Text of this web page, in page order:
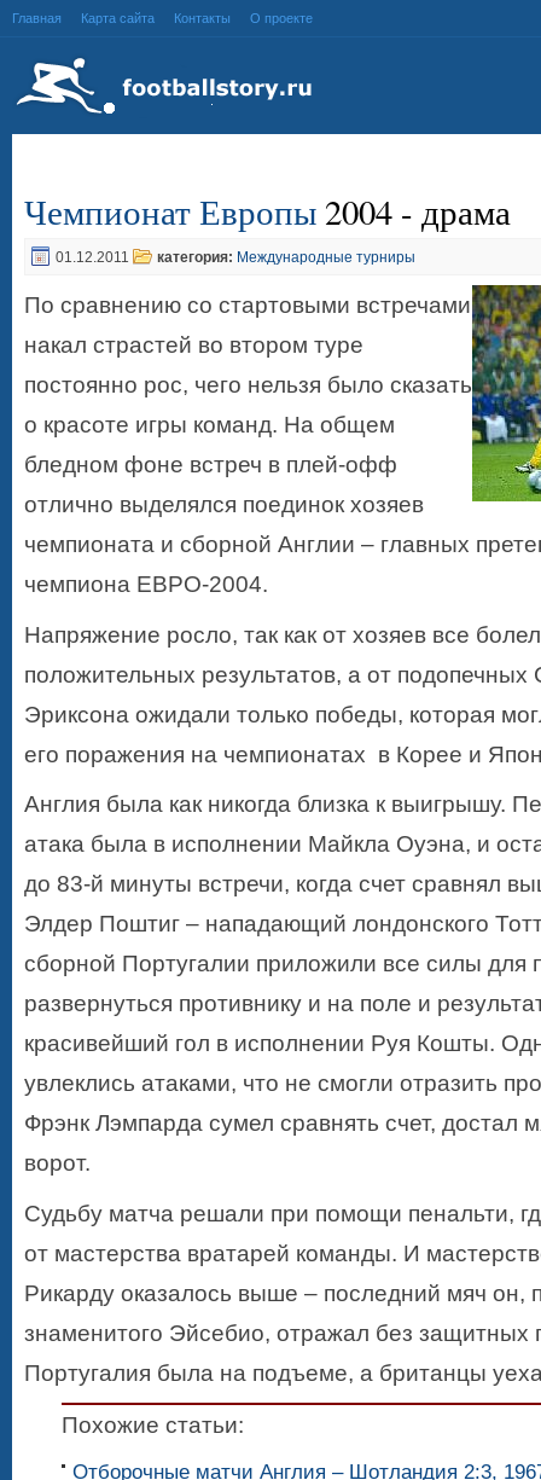
Главная Карта сайта Контакты О проекте
Чемпионат Европы 2004 - драма
01.12.2011 категория: Международные турниры
По сравнению со стартовыми встречами
накал страстей во втором туре
постоянно рос, чего нельзя было сказать
о красоте игры команд. На общем
бледном фоне встреч в плей-офф
отлично выделялся поединок хозяев
чемпионата и сборной Англии – главных
чемпиона ЕВРО-2004.
Напряжение росло, так как от хозяев все
положительных результатов, а от подопечных
Эриксона ожидали только победы, которая
его поражения на чемпионатах в Корее и
Англия была как никогда близка к выигрышу.
атака была в исполнении Майкла Оуэна, и
до 83-й минуты встречи, когда счет сравнял
Элдер Поштиг – нападающий лондонского
сборной Португалии приложили все силы для
развернуться противнику и на поле и
красивейший гол в исполнении Руя Кошты.
увлеклись атаками, что не смогли отразить
Фрэнк Лэмпарда сумел сравнять счет, достал
ворот.
Судьбу матча решали при помощи пенальти,
от мастерства вратарей команды. И
Рикарду оказалось выше – последний мяч он,
знаменитого Эйсебио, отражал без защитных
Португалия была на подъеме, а британцы
Похожие статьи:
Отборочные матчи Англия – Шотландия 2:3,